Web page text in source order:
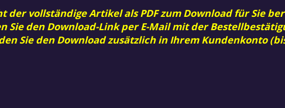
der vollständige Artikel als PDF zum Download für Sie
Sie den Download-Link per E-Mail mit der
Sie den Download zusätzlich in Ihrem Kundenkonto